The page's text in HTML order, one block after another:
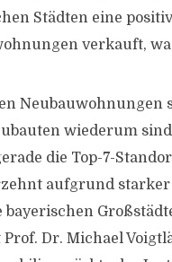
Städten eine
verkauft,
Neubauwohnungen
wiederum
die Top-7-
aufgrund
bayerischen
Dr. Michael